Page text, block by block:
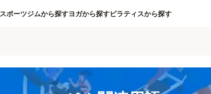
スポーツジムから探すヨガから探すピラティスから探す